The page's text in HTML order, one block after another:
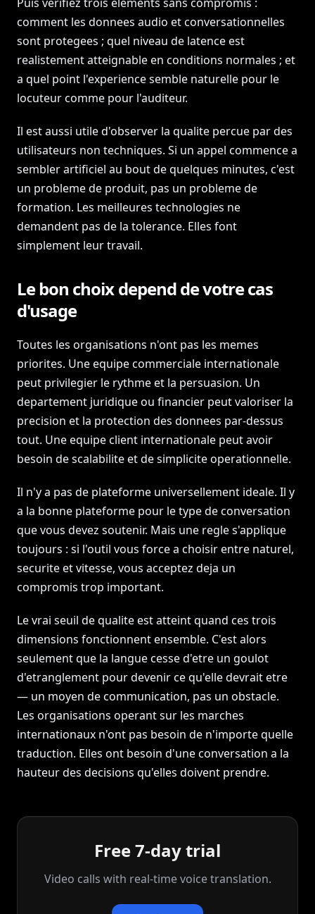
comment les donnees audio et conversationnelles
sont protegees ; quel niveau de latence est
realistement atteignable en conditions normales ; et
a quel point l'experience semble naturelle pour le
locuteur comme pour l'auditeur.
Il est aussi utile d'observer la qualite percue par des
utilisateurs non techniques. Si un appel commence a
sembler artificiel au bout de quelques minutes, c'est
un probleme de produit, pas un probleme de
formation. Les meilleures technologies ne
demandent pas de la tolerance. Elles font
simplement leur travail.
Le bon choix depend de votre cas
d'usage
Toutes les organisations n'ont pas les memes
priorites. Une equipe commerciale internationale
peut privilegier le rythme et la persuasion. Un
departement juridique ou financier peut valoriser la
precision et la protection des donnees par-dessus
tout. Une equipe client internationale peut avoir
besoin de scalabilite et de simplicite operationnelle.
Il n'y a pas de plateforme universellement ideale. Il y
a la bonne plateforme pour le type de conversation
que vous devez soutenir. Mais une regle s'applique
toujours : si l'outil vous force a choisir entre naturel,
securite et vitesse, vous acceptez deja un
compromis trop important.
Le vrai seuil de qualite est atteint quand ces trois
dimensions fonctionnent ensemble. C'est alors
seulement que la langue cesse d'etre un goulot
d'etranglement pour devenir ce qu'elle devrait etre
— un moyen de communication, pas un obstacle.
Les organisations operant sur les marches
internationaux n'ont pas besoin de n'importe quelle
traduction. Elles ont besoin d'une conversation a la
hauteur des decisions qu'elles doivent prendre.
Free 7-day trial
Video calls with real‑time voice translation.